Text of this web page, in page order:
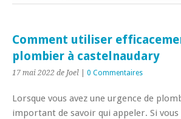
Comment utiliser
plombier à castelnaudary
17 mai 2022 de Joel 0 Commentaires
Lorsque vous avez une urgence de
important de savoir qui appeler. Si vous